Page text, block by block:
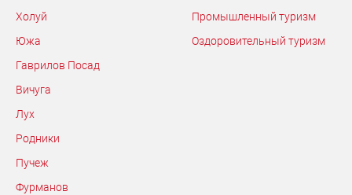
Холуй
Южа
Гаврилов Посад
Вичуга
Лух
Родники
Пучеж
Фурманов
Промышленный туризм
Оздоровительный туризм